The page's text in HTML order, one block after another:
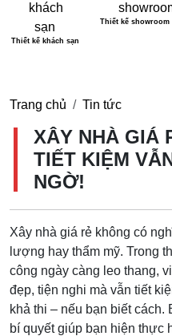
Thiết kế khách sạn
Thiết kế showroom
Trang chủ Tin tức
XÂY NHÀ GIÁ
TIẾT KIỆM
NGỜ!
Xây nhà giá rẻ không có
lượng hay thẩm mỹ. Trong
công ngày càng leo thang,
đẹp, tiện nghi mà vẫn tiết
khả thi – nếu bạn biết cách.
bí quyết giúp bạn hiện